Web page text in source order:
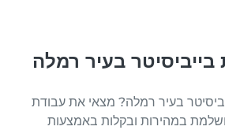
בייביסיטר בעיר רמלה
בעיר רמלה? מצאי את עבודת
במהירות ובקלות באמצעות